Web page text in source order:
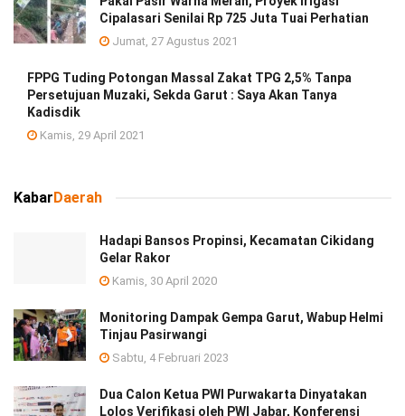
Cipalasari Senilai Rp 725 Juta Tuai Perhatian
Jumat, 27 Agustus 2021
FPPG Tuding Potongan Massal Zakat TPG 2,5% Tanpa
Persetujuan Muzaki, Sekda Garut : Saya Akan Tanya
Kadisdik
Kamis, 29 April 2021
Kabar Daerah
Hadapi Bansos Propinsi, Kecamatan Cikidang
Gelar Rakor
Kamis, 30 April 2020
Monitoring Dampak Gempa Garut, Wabup Helmi
Tinjau Pasirwangi
Sabtu, 4 Februari 2023
Dua Calon Ketua PWI Purwakarta Dinyatakan
Lolos Verifikasi oleh PWI Jabar, Konferensi